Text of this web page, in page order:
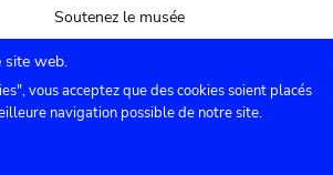
Soutenez le musée
Contact Paramètres de
site web.
vous acceptez que des cookies soient placés
navigation possible de notre site.